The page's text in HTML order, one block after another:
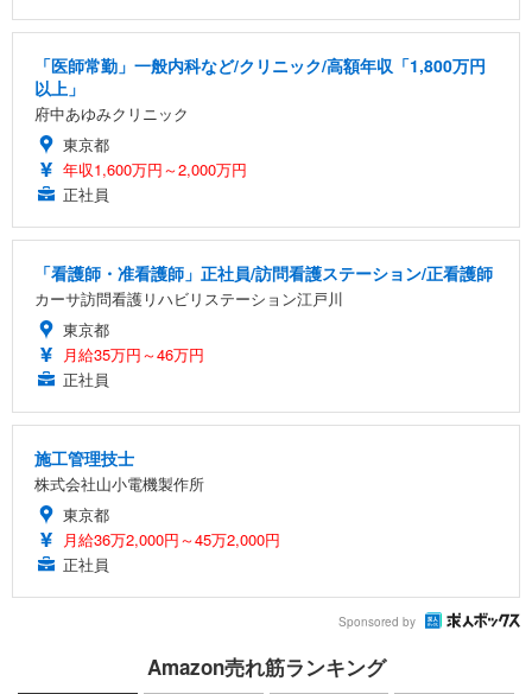
「医師常勤」一般内科など/クリニック/高額年収「1,800万円
以上」
府中あゆみクリニック
東京都
年収1,600万円～2,000万円
正社員
「看護師・准看護師」正社員/訪問看護ステーション/正看護師
カーサ訪問看護リハビリステーション江戸川
東京都
月給35万円～46万円
正社員
施工管理技士
株式会社山小電機製作所
東京都
月給36万2,000円～45万2,000円
正社員
Sponsored by
Amazon売れ筋ランキング